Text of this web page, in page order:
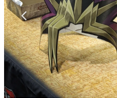
カテゴリ
特集記事
マンガ
女性向け
アプリレビュー